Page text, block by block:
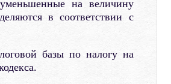
на величину
в соответствии с
базы по налогу на